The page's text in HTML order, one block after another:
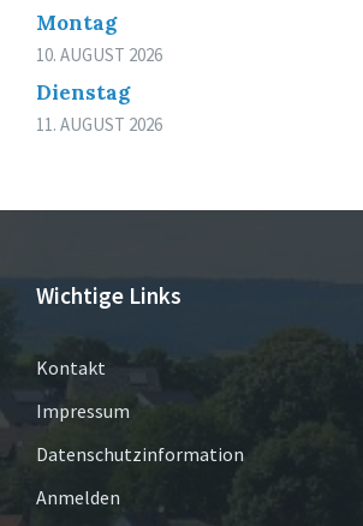
Montag
10. AUGUST 2026
Dienstag
11. AUGUST 2026
Wichtige Links
Kontakt
Impressum
Datenschutzinformation
Anmelden